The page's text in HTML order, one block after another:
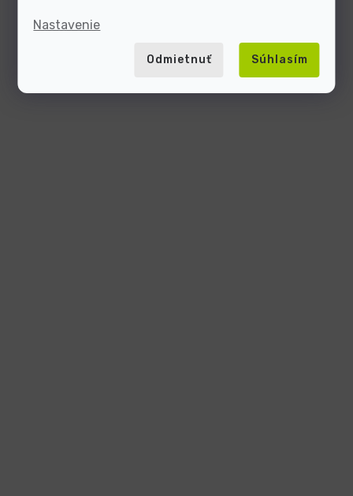
Nastavenie
Odmietnuť Súhlasím